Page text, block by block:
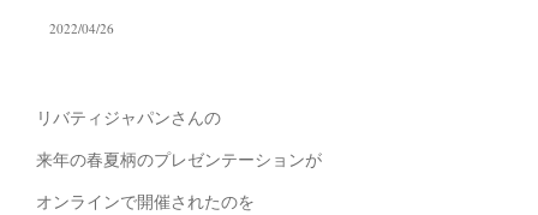
2022/04/26
リバティジャパンさんの
来年の春夏柄のプレゼンテーションが
オンラインで開催されたのを